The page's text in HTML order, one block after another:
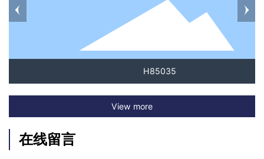
H85035
View more
在线留言